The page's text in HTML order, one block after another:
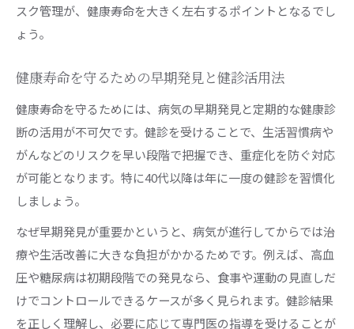
スク管理が、健康寿命を大きく左右するポイントとなるでし
ょう。
健康寿命を守るための早期発見と健診活用法
健康寿命を守るためには、病気の早期発見と定期的な健康診
断の活用が不可欠です。健診を受けることで、生活習慣病や
がんなどのリスクを早い段階で把握でき、重症化を防ぐ対応
が可能となります。特に40代以降は年に一度の健診を習慣化
しましょう。
なぜ早期発見が重要かというと、病気が進行してからでは治
療や生活改善に大きな負担がかかるためです。例えば、高血
圧や糖尿病は初期段階での発見なら、食事や運動の見直しだ
けでコントロールできるケースが多く見られます。健診結果
を正しく理解し、必要に応じて専門医の指導を受けることが